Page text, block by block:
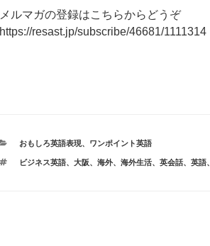
メルマガの登録はこちらからどうぞ
https://resast.jp/subscribe/46681/1111314
カ
ゴ
おもしろ英語表現、 ワンポイント英語
タ
ビジネス英語、 大阪、 海外、 海外生活、 英会話、 英語、